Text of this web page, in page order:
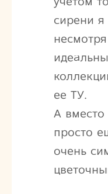
сирени
ее ТУ.
А вместо
просто
очень